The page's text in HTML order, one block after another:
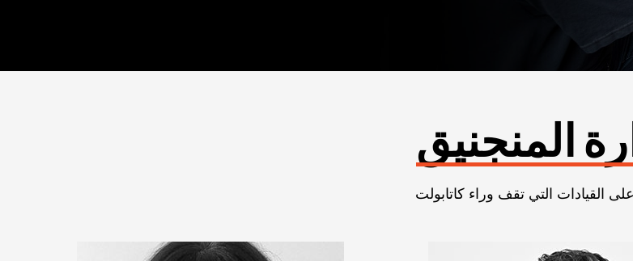
المنجنيق
القيادات التي تقف وراء كاتابولت